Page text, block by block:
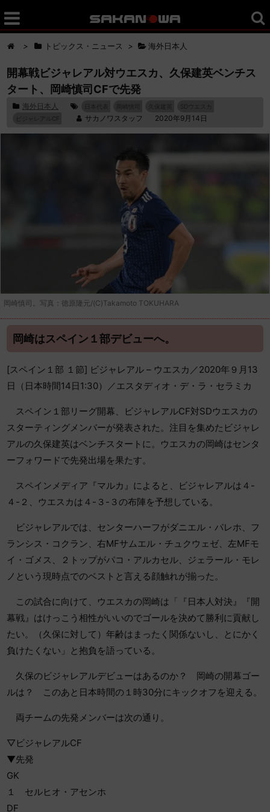
> トピックス・ニュース > 海外日本人
開幕戦ビジャレアル対ウエスカ、久保建英ベンチス
タート、岡崎慎司CFで先発
海外日本人 久保建英
サカノワスタッフ 2020年9月14日
岡崎慎司。写真：徳原隆元/(C)Takamoto TOKUHARA
岡崎はスペイン１部デビューへ。
[スペイン１部 １節] ビジャレアル – ウエスカ／2020年９月13
日（日本時間14日1:30）／エスタディオ・デ・ラ・セラミカ
スペイン１部リーグ開幕、ビジャレアルCF対SDウエスカの
スターティングメンバーが発表された。注目を集めたビジャレ
アルの久保建英はベンチスタートに。ウエスカの岡崎はセンタ
ーフォワードで先発出場を果たす。
スペインメディア『マルカ』によると、ビジャレアルは４-
４-２、ウエスカは４-３-３の布陣を予想している。
ビジャレアルでは、センターハーフがダニエル・パレホ、フ
ランシス・コクラン、右MFサムエル・チュクウェゼ、左MFモ
イ・ゴメス、２トップがパコ・アルカセル、ジェラール・モレ
ノという現時点でのベストと言える顔触れが揃った。
この試合に向けて、ウエスカの岡崎は「『日本人対決』『開
幕戦』はけっこう相性がいいのでゴールを決めて勝利に貢献し
たい。（久保に対して）年齢はまったく関係ないし、とにかく
負けたくない」と抱負を語っている。
久保のビジャレアルデビューはあるのか？ 岡崎の開幕ゴー
ルは？ このあと日本時間の１時30分にキックオフを迎える。
両チームの先発メンバーは次の通り。
▽ビジャレアルCF
▼先発
GK
１ セルヒオ・アセンホ
DF